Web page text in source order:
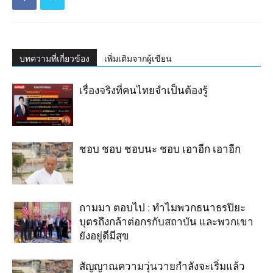
บทความที่เกี่ยวข้อง เพิ่มเติมจากผู้เขียน
เรื่องจริงที่คนไทยจำเป็นต้องรู้
ชอบ ชอบ ชอบนะ ชอบ เอาอีก เอาอีก
ถามมา ตอบไป : ทำไมพวกธนาธรปิยะ
บุตรถึงกล้าต่อกรกับสถาบัน และพวกเขา
ยังอยู่ดีมีสุข
สัญญาณความวุ่นวายกำลังจะเริ่มแล้ว